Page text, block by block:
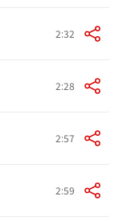
2:32
2:28
2:57
2:59